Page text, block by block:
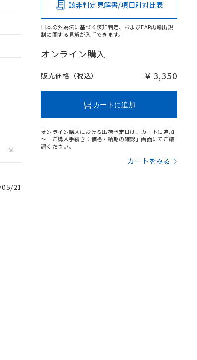
05/21
該非判定見解書/項目別対比表
日本の外為法に基づく該非判定、およびEAR再輸出規
制に関する見解が入手できます。
オンライン購入
販売価格（税込） ¥ 3,350
カートに追加
オンライン購入における出荷予定日は、カートに追加
～「ご購入手続き：価格・納期の確認」画面にてご確
認ください。
カートをみる